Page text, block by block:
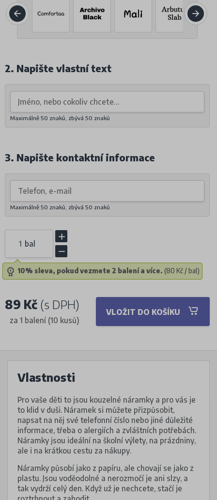
2. Napište vlastní text
Maximálně 50 znaků, zbývá 50 znaků
3. Napište kontaktní informace
Maximálně 50 znaků, zbývá 50 znaků
bal
10% sleva, pokud vezmete 2 balení a více. (80 Kč / bal)
89 Kč (s DPH)
za 1 balení (10 kusů)
VLOŽIT DO KOŠÍKU
Vlastnosti
Pro vaše děti to jsou kouzelné náramky a pro vás je
to klid v duši. Náramek si můžete přizpůsobit,
napsat na něj své telefonní číslo nebo jiné důležité
informace, třeba o alergiích a zvláštních potřebách.
Náramky jsou ideální na školní výlety, na prázdniny,
ale i na krátkou cestu za nákupy.
Náramky působí jako z papíru, ale chovají se jako z
plastu. Jsou voděodolné a nerozmočí je ani slzy, a
tak vydrží celý den. Když už je nechcete, stačí je